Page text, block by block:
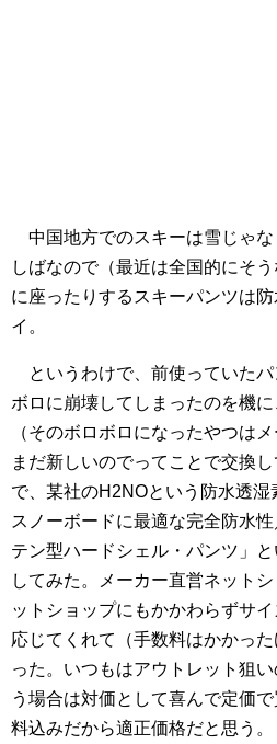
中国地方でのスキーは雪じゃ
しばなので（最近は全国的にそ
に座ったりするスキーパンツは
イ。
というわけで、前使っていたパ
ボロに崩壊してしまったのを機
（そのボロボロになったやつは
まだ新しいのでってことで交換
で、某社のH2NOという防水透
スノーボードに最適な完全防水
テン型ハードシェル・パンツ」
してみた。メーカー直営ネット
ットショップにもかかわらずサ
応じてくれて（手数料はかかっ
った。いつもはアウトレット狙
う場合は対価として喜んで定価
料込みだから適正価格だと思う。